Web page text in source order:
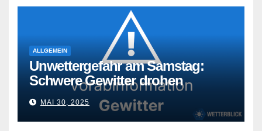
ALLGEMEIN
Unwettergefahr am Samstag:
Schwere Gewitter drohen
MAI 30, 2025